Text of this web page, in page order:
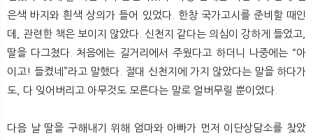
은색 바지와 흰색 상의가 들어 있었다. 한창 국가고시를 준비할 때인
데, 관련한 책은 보이지 않았다. 신천지 같다는 의심이 강하게 들었고,
딸을 다그쳤다. 처음에는 길거리에서 주웠다고 하더니 나중에는 “아
이고! 들켰네”라고 말했다. 절대 신천지에 가지 않았다는 말을 하다가
도, 다 잊어버리고 아무것도 모른다는 말로 얼버무릴 뿐이었다.
다음 날 딸을 구해내기 위해 엄마와 아빠가 먼저 이단상담소를 찾았